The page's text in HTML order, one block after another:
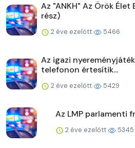
Az "ANKH" Az Örök Élet
rész)
2 éve ezelőtt 5466
Az igazi
telefonon értesítik...
2 éve ezelőtt 5429
Az LMP parlamenti
2 éve ezelőtt 5345